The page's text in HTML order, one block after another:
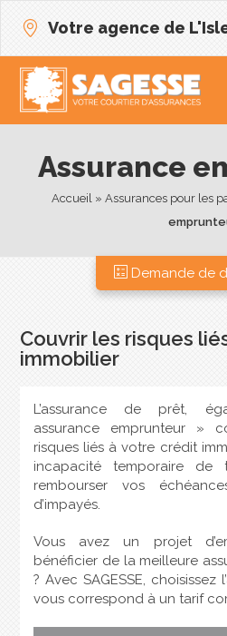
Votre agence de
Assurance
Accueil » Assurances pour les
Demande de
Couvrir les risques
immobilier
L’assurance de prêt,
assurance emprunteur »
risques liés à votre crédit
incapacité temporaire de
rembourser vos
d’impayés.
Vous avez un projet
bénéficier de la meilleure
? Avec SAGESSE, choisissez
vous correspond à un tarif